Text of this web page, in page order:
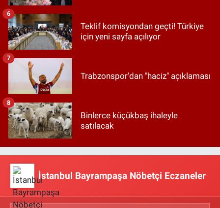
Teklif komisyondan geçti! Türkiye
için yeni sayfa açılıyor
6
Trabzonspor'dan "haciz" açıklaması
7
Binlerce küçükbaş ihaleyle
satılacak
8
İstanbul Bayrampaşa Nöbetçi Eczaneler